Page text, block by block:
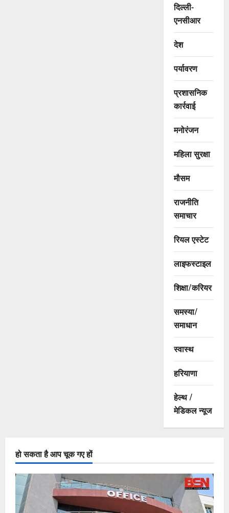
दिल्ली-
एनसीआर
देश
पर्यावरण
प्रशासनिक
कार्रवाई
मनोरंजन
महिला सुरक्षा
मौसम
राजनीति
समाचार
रियल एस्टेट
लाइफस्टाइल
शिक्षा/करियर
समस्या/
समाधान
स्वास्थ
हरियाणा
हेल्थ /
मेडिकल न्यूज
हो सकता है आप चूक गए हों